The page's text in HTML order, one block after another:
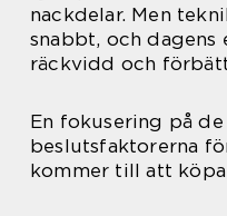
nackdelar. Men
snabbt, och
räckvidd och
En fokusering på
beslutsfaktorerna
kommer till att